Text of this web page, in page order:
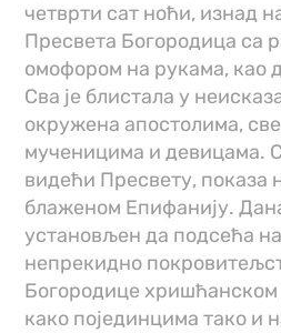
четврти сат ноћи, изнад
Пресвета Богородица са
омофором на рукама, као
Сва је блистала у
окружена апостолима,
мученицима и девицама.
видећи Пресвету, показа
блаженом Епифанију.
установљен да подсећа на
непрекидно
Богородице
како појединцима тако и